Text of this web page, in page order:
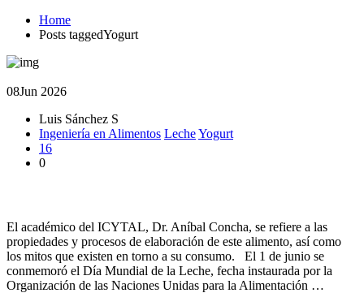
Home
Posts taggedYogurt
08Jun 2026
Luis Sánchez S
Ingeniería en Alimentos LecheYogurt
16
0
El académico del ICYTAL, Dr. Aníbal Concha, se refiere a las
propiedades y procesos de elaboración de este alimento, así como
los mitos que existen en torno a su consumo. El 1 de junio se
conmemoró el Día Mundial de la Leche, fecha instaurada por la
Organización de las Naciones Unidas para la Alimentación …